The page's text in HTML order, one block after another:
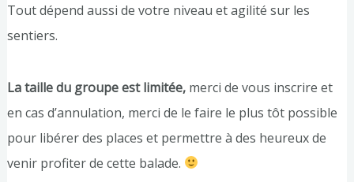
Tout dépend aussi de votre niveau et agilité sur les
sentiers.
La taille du groupe est limitée, merci de vous inscrire et
en cas d’annulation, merci de le faire le plus tôt possible
pour libérer des places et permettre à des heureux de
venir profiter de cette balade.